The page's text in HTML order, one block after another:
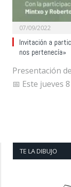
07/09/2022
Invitación a
nos pertenecía»
Presentación
📅 Este jueves
TE LA DIBUJO